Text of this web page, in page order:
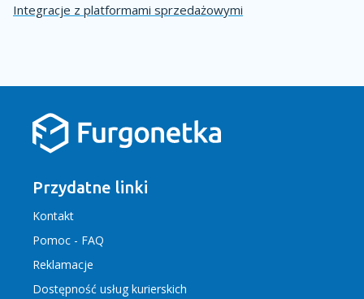
Integracje z platformami sprzedażowymi
Przydatne linki
Kontakt
Pomoc - FAQ
Reklamacje
Dostępność usług kurierskich